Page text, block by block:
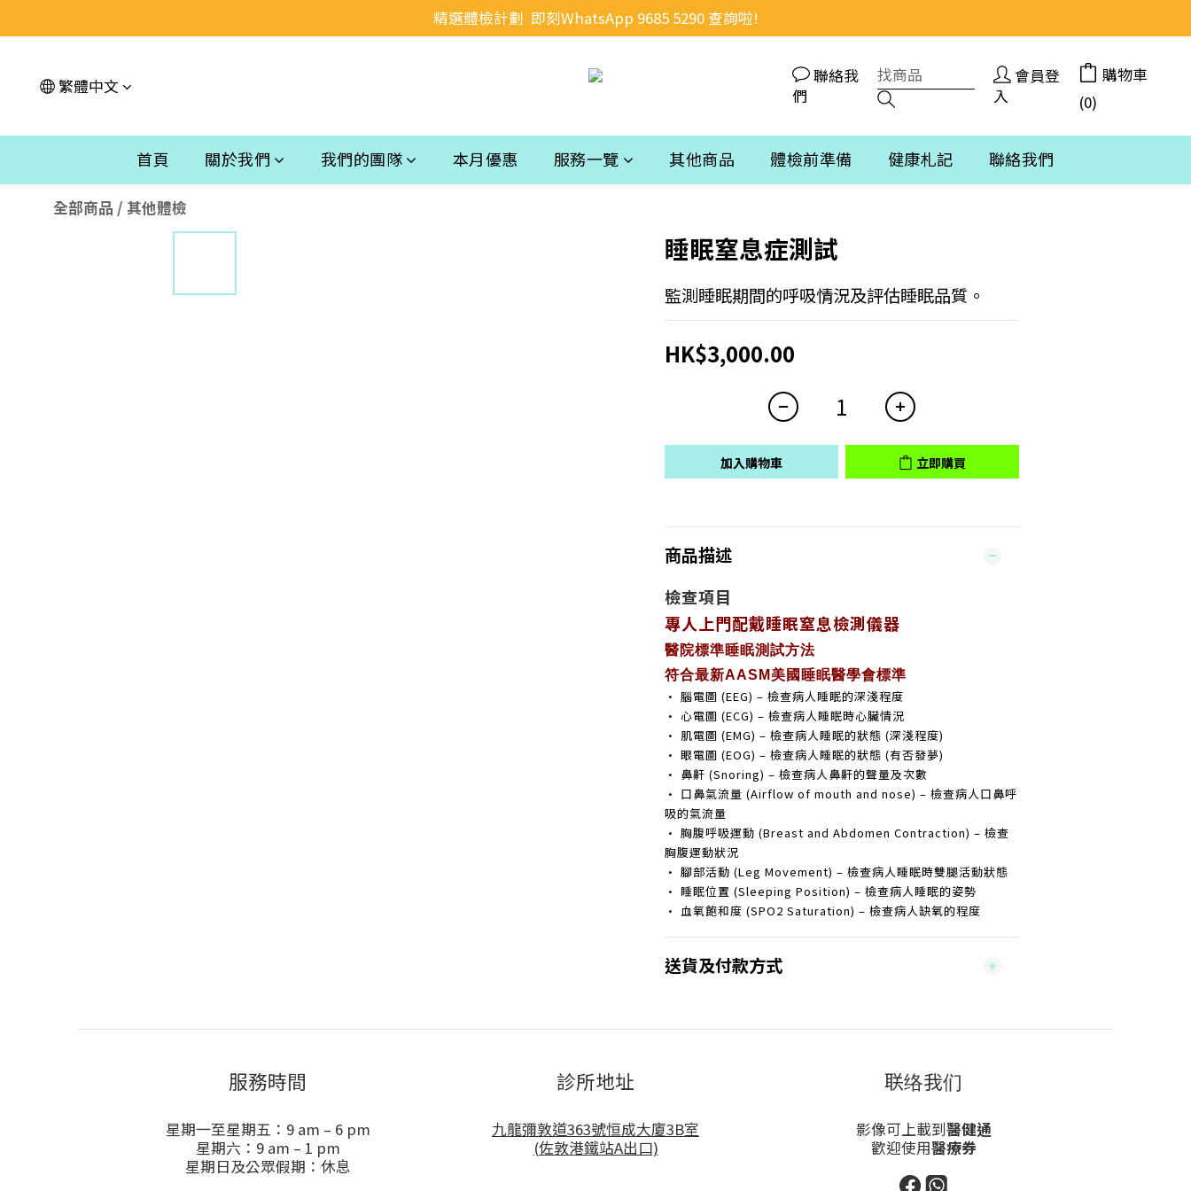
精選體檢計劃  即刻WhatsApp 9685 5290 查詢啦!
繁體中文
聯絡我
們
會員登
入
購物車
(0)
首頁 關於我們 我們的團隊 本月優惠 服務一覽 其他商品 體檢前準備 健康札記 聯絡我們
全部商品 / 其他體檢
睡眠窒息症測試
監測睡眠期間的呼吸情況及評估睡眠品質。
HK$3,000.00
加入購物車 立即購買
商品描述
檢查項目
專人上門配戴睡眠窒息檢測儀器
醫院標準睡眠測試方法
符合最新AASM美國睡眠醫學會標準
• 腦電圖 (EEG) – 檢查病人睡眠的深淺程度
• 心電圖 (ECG) – 檢查病人睡眠時心臟情況
• 肌電圖 (EMG) – 檢查病人睡眠的狀態 (深淺程度)
• 眼電圖 (EOG) – 檢查病人睡眠的狀態 (有否發夢)
• 鼻鼾 (Snoring) – 檢查病人鼻鼾的聲量及次數
• 口鼻氣流量 (Airflow of mouth and nose) – 檢查病人口鼻呼
吸的氣流量
• 胸腹呼吸運動 (Breast and Abdomen Contraction) – 檢查
胸腹運動狀況
• 腳部活動 (Leg Movement) – 檢查病人睡眠時雙腿活動狀態
• 睡眠位置 (Sleeping Position) – 檢查病人睡眠的姿勢
• 血氧飽和度 (SPO2 Saturation) – 檢查病人缺氧的程度
送貨及付款方式
服務時間
星期一至星期五：9 am – 6 pm
星期六：9 am – 1 pm
星期日及公眾假期：休息
診所地址
九龍彌敦道363號恒成大廈3B室
(佐敦港鐵站A出口)
联络我们
影像可上載到醫健通
歡迎使用醫療券